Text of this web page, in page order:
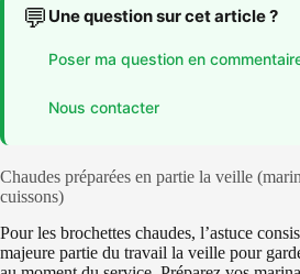
💬 Une question sur cet article ?
Poser ma question en
Nous contacter
Chaudes préparées en partie la veille
cuissons)
Pour les brochettes chaudes, l’astuce
majeure partie du travail la veille pour